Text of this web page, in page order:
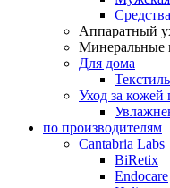
Аппаратный
Для дома
Уход за кожей
по производителям
Cantabria Labs
BiRetix
Endocare